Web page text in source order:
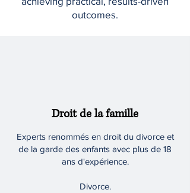
outcomes.
Droit de la famille
Experts renommés en droit du divorce et
de la garde des enfants avec plus de 18
ans d'expérience.
Divorce.